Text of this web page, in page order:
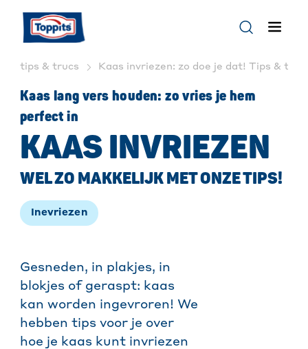
tips & trucs Kaas invriezen: zo doe je dat! Tips &
Kaas lang vers houden: zo vries je hem
perfect in
KAAS INVRIEZEN
WEL ZO MAKKELIJK MET ONZE TIPS!
Inevriezen
Gesneden, in plakjes, in
blokjes of geraspt: kaas
kan worden ingevroren! We
hebben tips voor je over
hoe je kaas kunt invriezen